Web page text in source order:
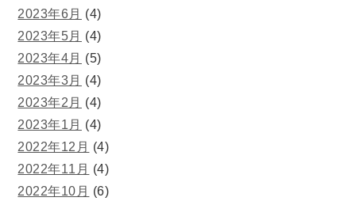
2023年6月 (4)
2023年5月 (4)
2023年4月 (5)
2023年3月 (4)
2023年2月 (4)
2023年1月 (4)
2022年12月 (4)
2022年11月 (4)
2022年10月 (6)